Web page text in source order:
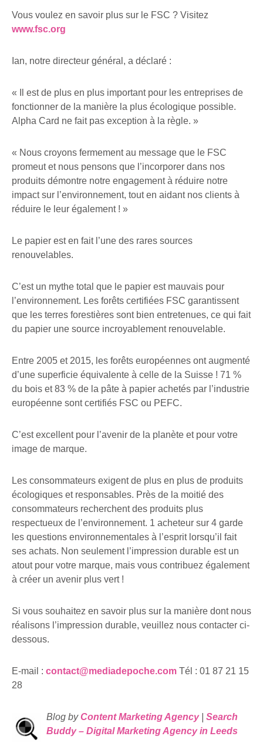
Vous voulez en savoir plus sur le FSC ? Visitez
www.fsc.org
Ian, notre directeur général, a déclaré :
« Il est de plus en plus important pour les entreprises de
fonctionner de la manière la plus écologique possible.
Alpha Card ne fait pas exception à la règle. »
« Nous croyons fermement au message que le FSC
promeut et nous pensons que l’incorporer dans nos
produits démontre notre engagement à réduire notre
impact sur l’environnement, tout en aidant nos clients à
réduire le leur également ! »
Le papier est en fait l’une des rares sources
renouvelables.
C’est un mythe total que le papier est mauvais pour
l’environnement. Les forêts certifiées FSC garantissent
que les terres forestières sont bien entretenues, ce qui fait
du papier une source incroyablement renouvelable.
Entre 2005 et 2015, les forêts européennes ont augmenté
d’une superficie équivalente à celle de la Suisse ! 71 %
du bois et 83 % de la pâte à papier achetés par l’industrie
européenne sont certifiés FSC ou PEFC.
C’est excellent pour l’avenir de la planète et pour votre
image de marque.
Les consommateurs exigent de plus en plus de produits
écologiques et responsables. Près de la moitié des
consommateurs recherchent des produits plus
respectueux de l’environnement. 1 acheteur sur 4 garde
les questions environnementales à l’esprit lorsqu’il fait
ses achats. Non seulement l’impression durable est un
atout pour votre marque, mais vous contribuez également
à créer un avenir plus vert !
Si vous souhaitez en savoir plus sur la manière dont nous
réalisons l’impression durable, veuillez nous contacter ci-
dessous.
E-mail : contact@mediadepoche.com Tél : 01 87 21 15
28
Blog byContent Marketing Agency| Search
Buddy – Digital Marketing Agency in Leeds